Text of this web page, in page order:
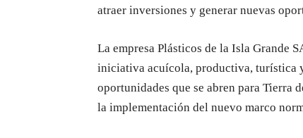
atraer inversiones y generar nuevas
La empresa Plásticos de la Isla Grande
iniciativa acuícola, productiva, turística
oportunidades que se abren para Tierra
la implementación del nuevo marco